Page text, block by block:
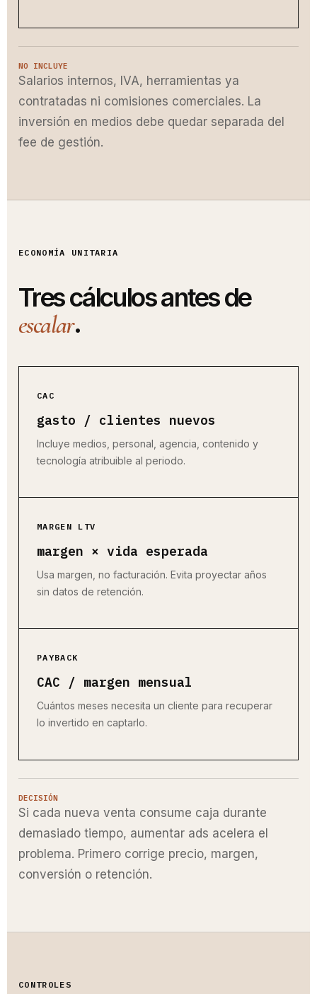
NO INCLUYE
Salarios internos, IVA, herramientas ya
contratadas ni comisiones comerciales. La
inversión en medios debe quedar separada del
fee de gestión.
ECONOMÍA UNITARIA
Tres cálculos antes de
escalar.
CAC
gasto / clientes nuevos
Incluye medios, personal, agencia, contenido y
tecnología atribuible al periodo.
MARGEN LTV
margen × vida esperada
Usa margen, no facturación. Evita proyectar años
sin datos de retención.
PAYBACK
CAC / margen mensual
Cuántos meses necesita un cliente para recuperar
lo invertido en captarlo.
DECISIÓN
Si cada nueva venta consume caja durante
demasiado tiempo, aumentar ads acelera el
problema. Primero corrige precio, margen,
conversión o retención.
CONTROLES